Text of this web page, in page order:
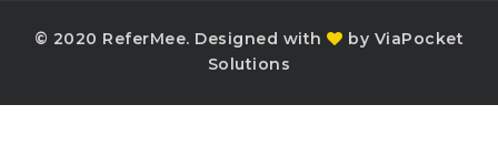
© 2020 ReferMee. Designed with
by ViaPocket
Solutions